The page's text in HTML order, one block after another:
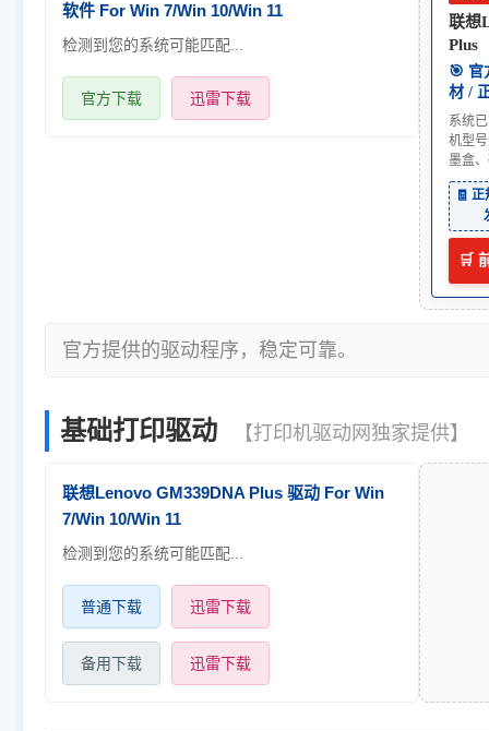
软件 For Win 7/Win 10/Win 11
检测到您的系统可能匹配...
官方下载 迅雷下载
联想
Plus
🎯 官
材 /
系统
机型
墨盒
🧾
🛒
官方提供的驱动程序，稳定可靠。
基础打印驱动 【打印机驱动网独家提供】
联想Lenovo GM339DNA Plus 驱动 For Win
7/Win 10/Win 11
检测到您的系统可能匹配...
普通下载 迅雷下载
备用下载 迅雷下载